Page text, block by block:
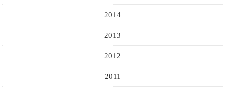
2014
2013
2012
2011